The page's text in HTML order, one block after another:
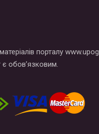
порталу
обов’язковим.